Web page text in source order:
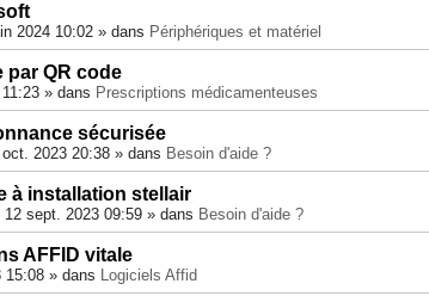
2024 10:02 » dans Périphériques et matériel
par QR code
» dans Prescriptions médicamenteuses
sécurisée
2023 20:38 » dans Besoin d'aide ?
à installation stellair
12 sept. 2023 09:59 » dans Besoin d'aide ?
AFFID vitale
15:08 » dans Logiciels Affid